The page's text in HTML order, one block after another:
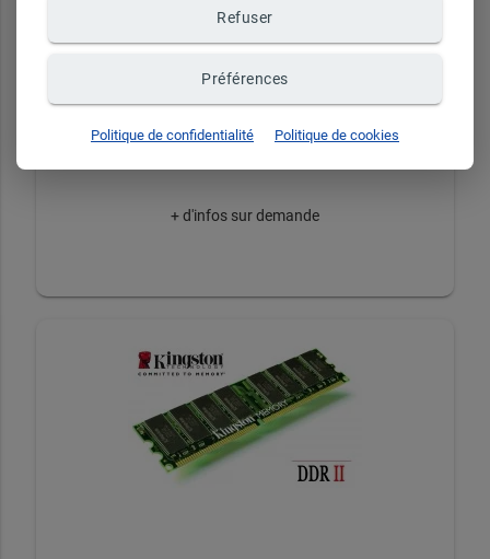
PC
+ d'infos sur demande
Refuser
Préférences
Politique de confidentialité Politique de cookies